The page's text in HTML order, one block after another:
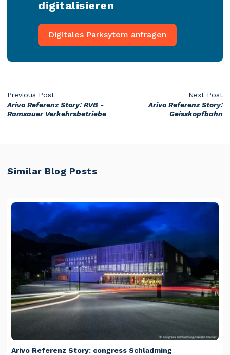
digitalisieren
Digitales Parksytem anfragen
Previous Post
Arivo Referenz Story: RVB -
Ramsauer Verkehrsbetriebe
Next Post
Arivo Referenz Story:
Geisskopfbahn
Similar Blog Posts
Arivo Referenz Story: congress Schladming